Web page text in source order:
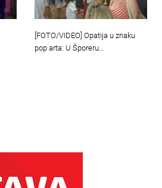
[FOTO/VIDEO] Opatija u znaku
pop arta: U Šporeru…